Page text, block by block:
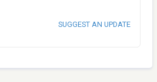
SUGGEST AN UPDATE